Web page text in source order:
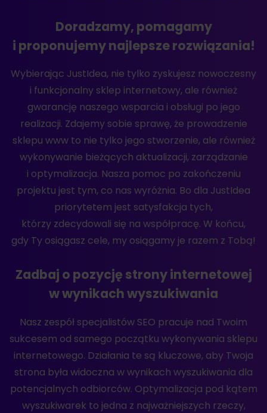
Doradzamy, pomagamy
i proponujemy najlepsze rozwiązania!
Wybierając JustIdea, nie tylko zyskujesz nowoczesny
i funkcjonalny sklep internetowy, ale również
gwarancję naszego wsparcia i obsługi po jego
realizacji. Zdajemy sobie sprawę, że prowadzenie
sklepu www to nie tylko jego stworzenie, ale również
wykonywanie bieżących aktualizacji, zarządzanie
i optymalizacja. Nasza pomoc po zakończeniu
projektu jest tym, co nas wyróżnia. Bo dla JustIdea
priorytetem jest satysfakcja tych,
którzy zdecydowali się na współpracę. W końcu,
gdy Ty osiągasz cele, my osiągamy je razem z Tobą!
Zadbaj o pozycję strony internetowej
w wynikach wyszukiwania
Nasz zespół specjalistów SEO pracuje nad Twoim
sukcesem od samego początku wykonywania sklepu
internetowego. Działania te są kluczowe, aby Twoja
strona była widoczna w wynikach wyszukiwania dla
potencjalnych odbiorców. Optymalizacja pod kątem
wyszukiwarek to jedna z najważniejszych rzeczy,